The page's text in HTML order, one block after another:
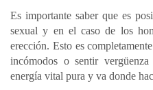
Es importante saber que es
sexual y en el caso de los
erección. Esto es
incómodos o sentir
energía vital pura y va donde